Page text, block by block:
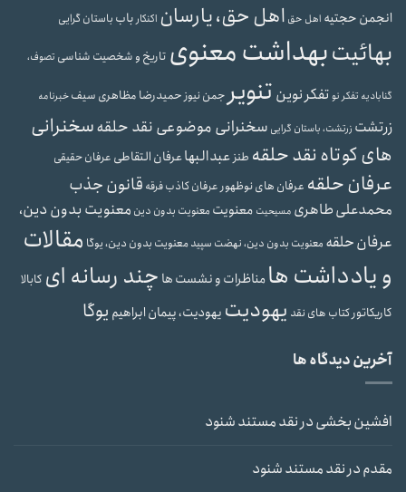
انجمن حجتیه اهل حق اهل حق، یارسان اکنکارباب باستان گرایی
بهائیتبهداشت معنوی تاریخ و شخصیت شناسی تصوف،
گنابادیه تفکر نوتفکر نوین تنویرجمن نیوزحمیدرضا مظاهری سیفخبرنامه
زرتشت زرتشت، باستان گرایی سخنرانی موضوعی نقد حلقهسخنرانی
های کوتاه نقد حلقه طنزعبدالبهاعرفان التقاطی عرفان حقیقی
عرفان حلقه عرفان های نوظهورعرفان کاذبفرقه قانون جذب
محمدعلی طاهری مسیحیت معنویت معنویت بدون دین معنویت بدون دین،
عرفان حلقه معنویت بدون دین، نهضت سپیدمعنویت بدون دین، یوگا مقالات
و یادداشت هامناظرات و نشست ها چند رسانه ای کابالا
کاریکاتورکتاب های نقد یهودیت یهودیت، پیمان ابراهیم یوگا
آخرین دیدگاه ها
افشین بخشیدرنقد مستند شنود
مقدمدرنقد مستند شنود